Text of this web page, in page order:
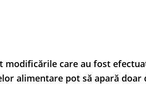
modificările care au fost
alimentare pot să apară